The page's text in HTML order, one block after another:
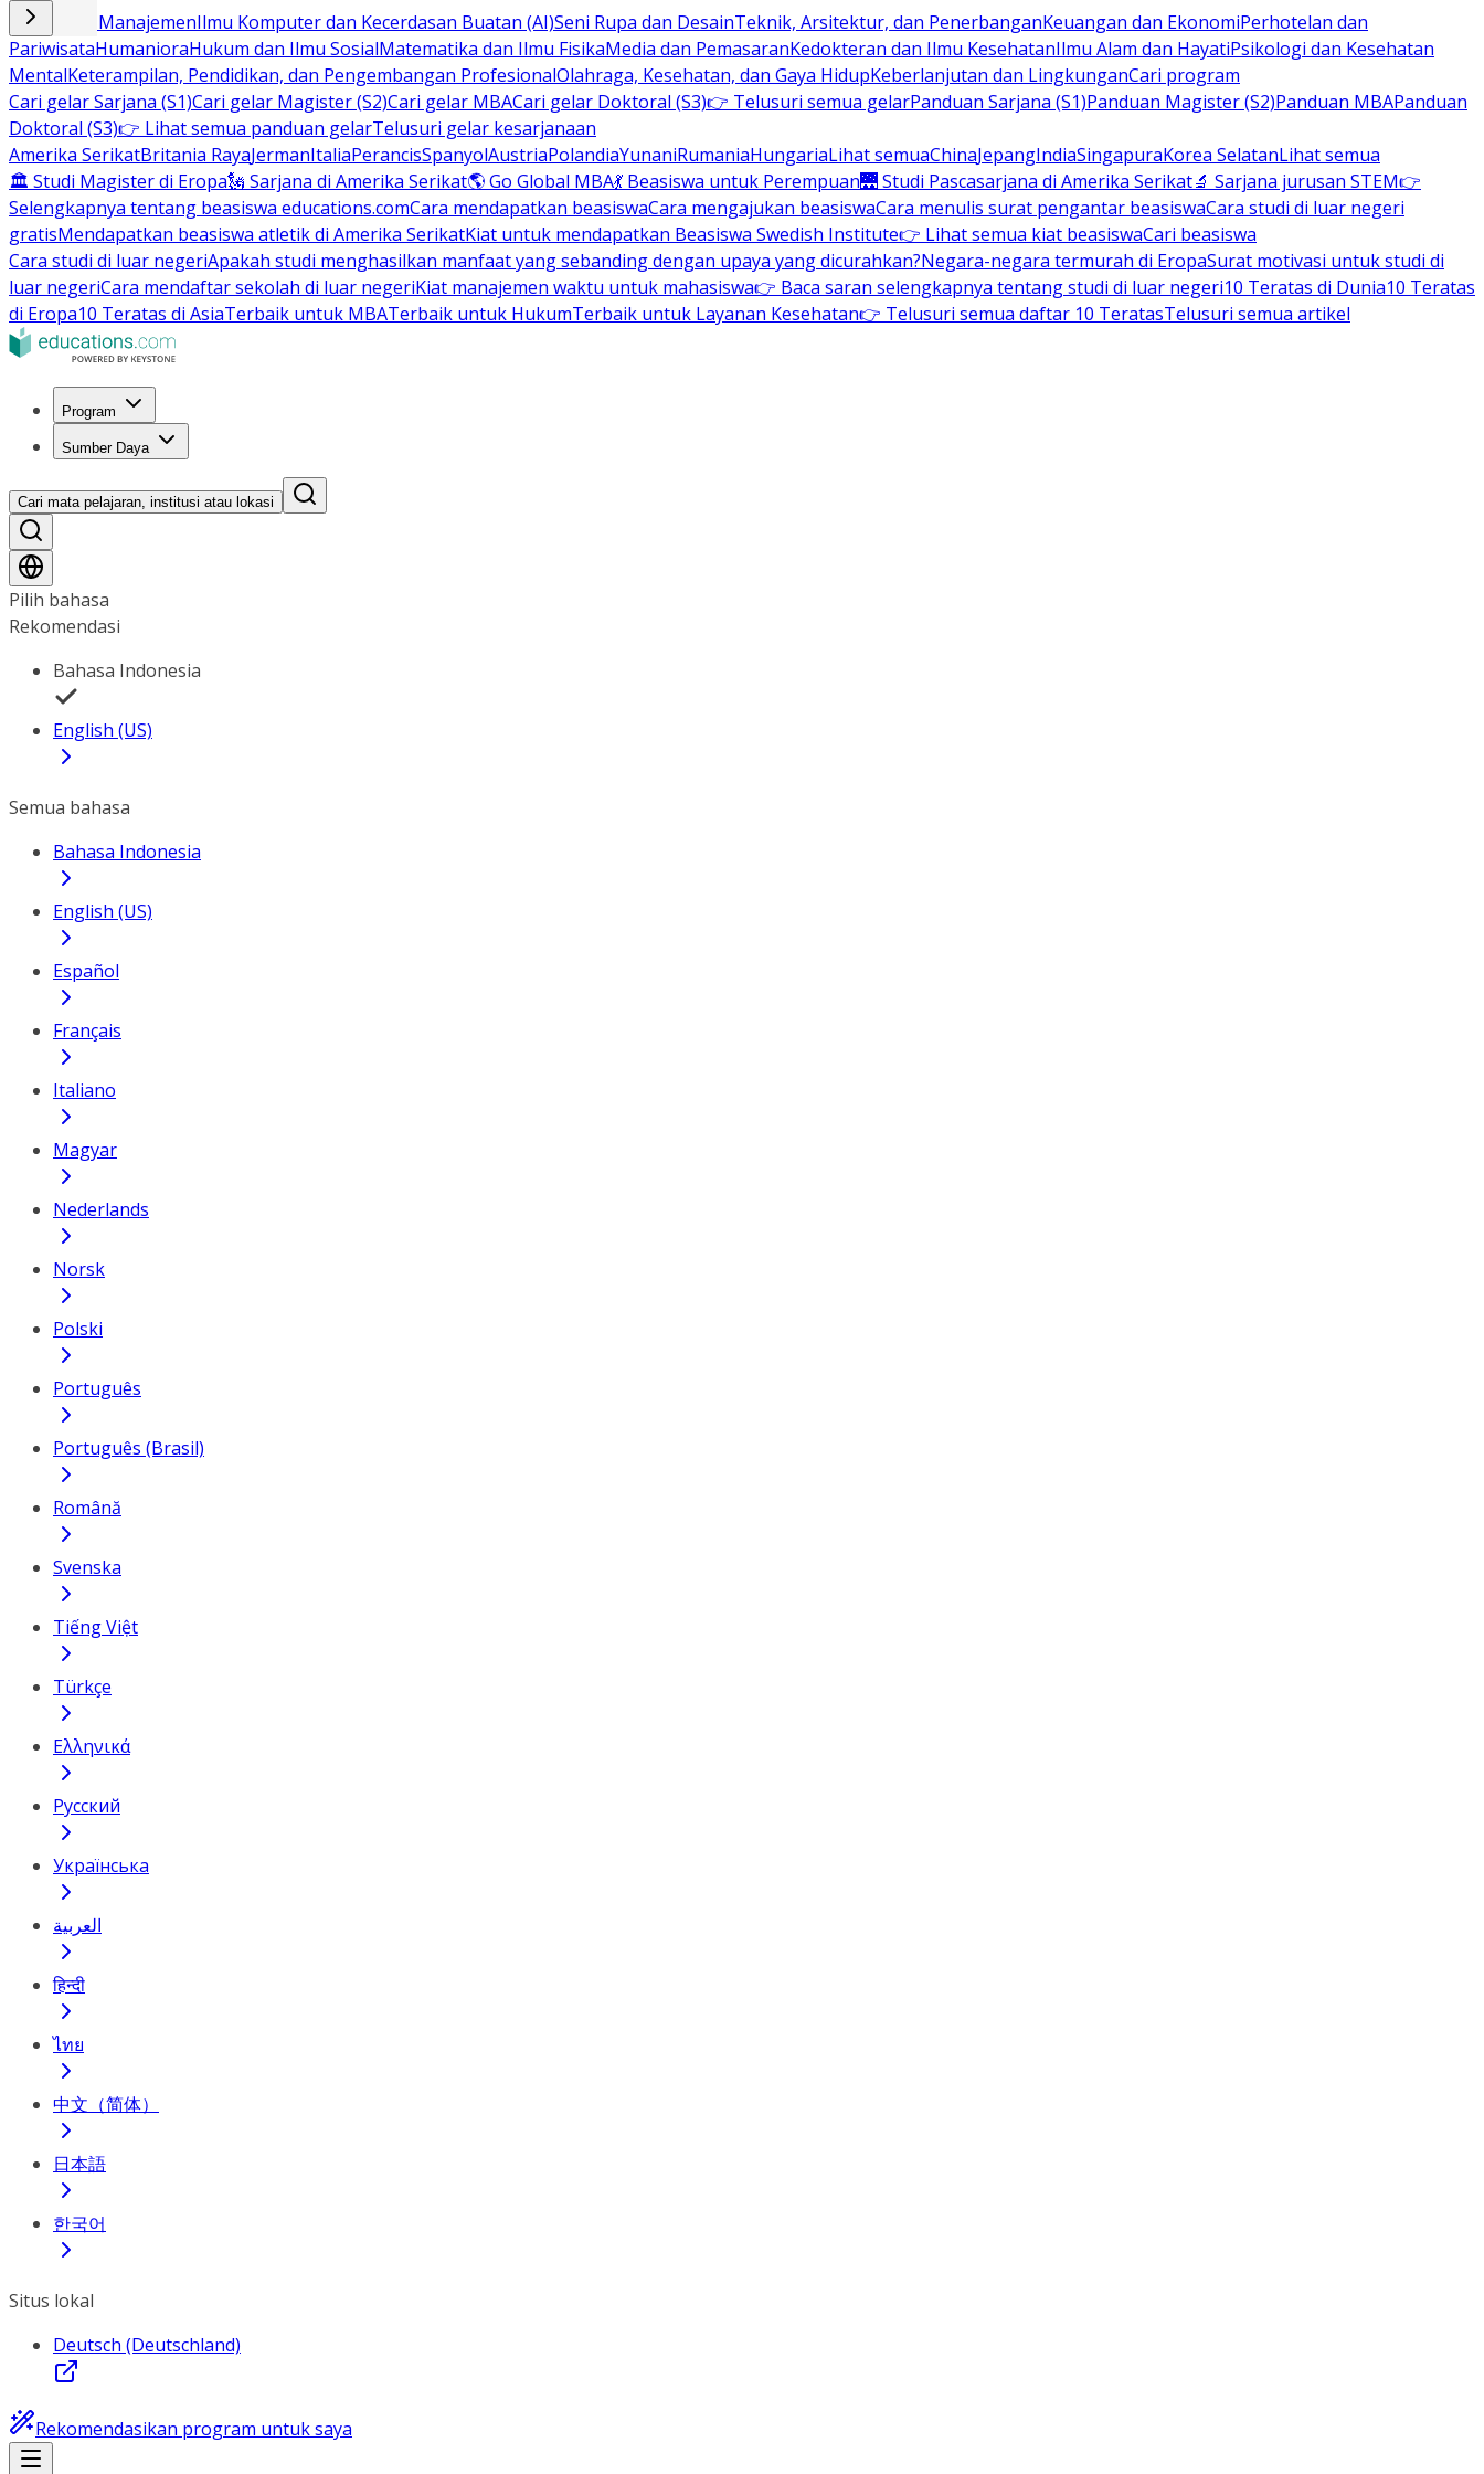
Bisnis dan ManajemenIlmu Komputer dan Kecerdasan Buatan (AI)Seni Rupa dan DesainTeknik, Arsitektur, dan PenerbanganKeuangan dan EkonomiPerhotelan dan
PariwisataHumanioraHukum dan Ilmu SosialMatematika dan Ilmu FisikaMedia dan PemasaranKedokteran dan Ilmu KesehatanIlmu Alam dan HayatiPsikologi dan Kesehatan
MentalKeterampilan, Pendidikan, dan Pengembangan ProfesionalOlahraga, Kesehatan, dan Gaya HidupKeberlanjutan dan LingkunganCari program
Cari gelar Sarjana (S1)Cari gelar Magister (S2)Cari gelar MBACari gelar Doktoral (S3)👉 Telusuri semua gelarPanduan Sarjana (S1)Panduan Magister (S2)Panduan MBAPanduan
Doktoral (S3)👉 Lihat semua panduan gelarTelusuri gelar kesarjanaan
Amerika SerikatBritania RayaJermanItaliaPerancisSpanyolAustriaPolandiaYunaniRumaniaHungariaLihat semuaChinaJepangIndiaSingapuraKorea SelatanLihat semua
🏛 Studi Magister di Eropa🗽 Sarjana di Amerika Serikat🌎 Go Global MBA💃 Beasiswa untuk Perempuan🌉 Studi Pascasarjana di Amerika Serikat🔬 Sarjana jurusan STEM👉
Selengkapnya tentang beasiswa educations.comCara mendapatkan beasiswaCara mengajukan beasiswaCara menulis surat pengantar beasiswaCara studi di luar negeri
gratisMendapatkan beasiswa atletik di Amerika SerikatKiat untuk mendapatkan Beasiswa Swedish Institute👉 Lihat semua kiat beasiswaCari beasiswa
Cara studi di luar negeriApakah studi menghasilkan manfaat yang sebanding dengan upaya yang dicurahkan?Negara-negara termurah di EropaSurat motivasi untuk studi di
luar negeriCara mendaftar sekolah di luar negeriKiat manajemen waktu untuk mahasiswa👉 Baca saran selengkapnya tentang studi di luar negeri10 Teratas di Dunia10 Teratas
di Eropa10 Teratas di AsiaTerbaik untuk MBATerbaik untuk HukumTerbaik untuk Layanan Kesehatan👉 Telusuri semua daftar 10 TeratasTelusuri semua artikel
Program
Sumber Daya
Cari mata pelajaran, institusi atau lokasi
Pilih bahasa
Rekomendasi
Bahasa Indonesia
English (US)
Semua bahasa
Bahasa Indonesia
English (US)
Español
Français
Italiano
Magyar
Nederlands
Norsk
Polski
Português
Português (Brasil)
Română
Svenska
Tiếng Việt
Türkçe
Ελληνικά
Русский
Українська
العربية
हिन्दी
ไทย
中文（简体）
日本語
한국어
Situs lokal
Deutsch (Deutschland)
Rekomendasikan program untuk saya